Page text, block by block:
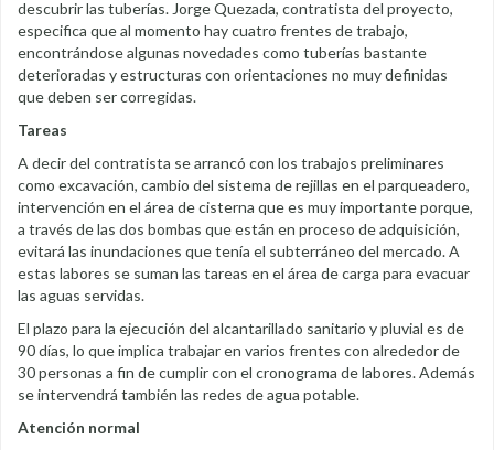
descubrir las tuberías. Jorge Quezada, contratista del proyecto,
especifica que al momento hay cuatro frentes de trabajo,
encontrándose algunas novedades como tuberías bastante
deterioradas y estructuras con orientaciones no muy definidas
que deben ser corregidas.
Tareas
A decir del contratista se arrancó con los trabajos preliminares
como excavación, cambio del sistema de rejillas en el parqueadero,
intervención en el área de cisterna que es muy importante porque,
a través de las dos bombas que están en proceso de adquisición,
evitará las inundaciones que tenía el subterráneo del mercado. A
estas labores se suman las tareas en el área de carga para evacuar
las aguas servidas.
El plazo para la ejecución del alcantarillado sanitario y pluvial es de
90 días, lo que implica trabajar en varios frentes con alrededor de
30 personas a fin de cumplir con el cronograma de labores. Además
se intervendrá también las redes de agua potable.
Atención normal